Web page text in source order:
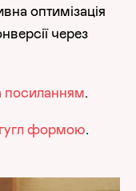
оптимізація
через
посиланням.
формою.